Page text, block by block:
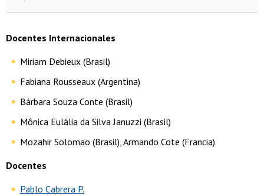
Docentes Internacionales
Miriam Debieux (Brasil)
Fabiana Rousseaux (Argentina)
Bárbara Souza Conte (Brasil)
Mônica Eulália da Silva Januzzi (Brasil)
Mozahir Solomao (Brasil), Armando Cote (Francia)
Docentes
Pablo Cabrera P.